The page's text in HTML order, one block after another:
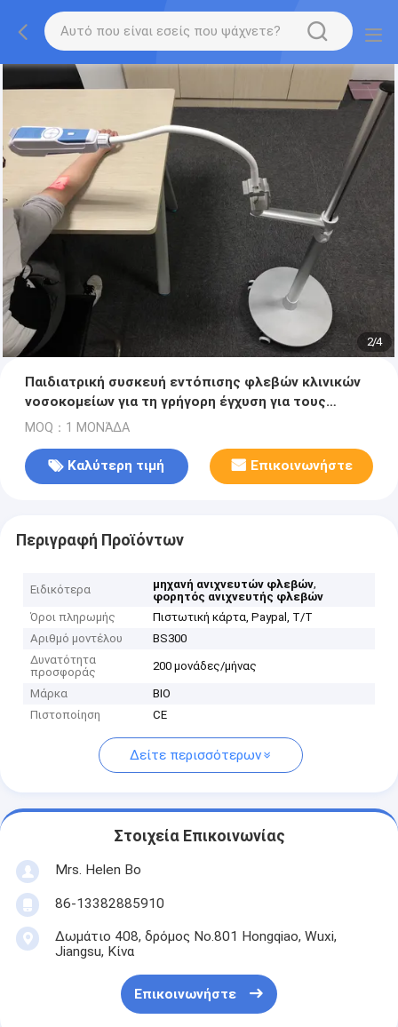
2/4
Παιδιατρική συσκευή εντόπισης φλεβών κλινικών
νοσοκομείων για τη γρήγορη έγχυση για τους
ασθενείς
MOQ：1 ΜΟΝΆΔΑ
Καλύτερη τιμή Επικοινωνήστε
Περιγραφή Προϊόντων
Ειδικότερα μηχανή ανιχνευτών φλεβών,
φορητός ανιχνευτής φλεβών
Όροι πληρωμής
Πιστωτική κάρτα, Paypal, T/T
Αριθμό μοντέλου
BS300
Δυνατότητα
προσφοράς
200 μονάδες/μήνας
Μάρκα
BIO
Πιστοποίηση
CE
Δείτε περισσότερων
Στοιχεία Επικοινωνίας
Mrs. Helen Bo
86-13382885910
Δωμάτιο 408, δρόμος No.801 Hongqiao, Wuxi,
Jiangsu, Κίνα
Επικοινωνήστε